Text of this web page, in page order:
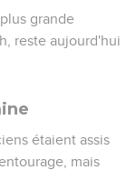
grande
reste aujourd'hui
étaient assis
mais